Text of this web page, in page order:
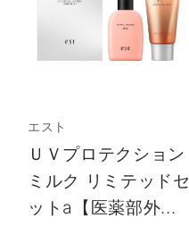
エスト
ＵＶプロテクション
ミルク リミテッドセ
ットa【医薬部外...